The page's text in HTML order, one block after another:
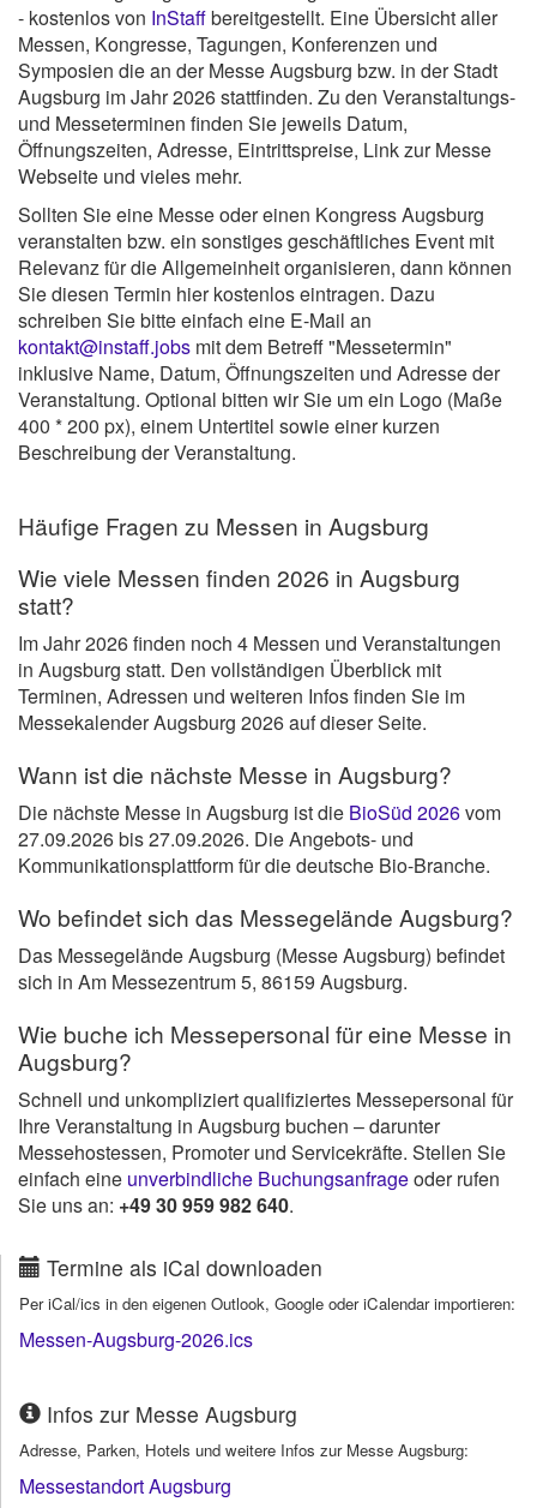
- kostenlos von InStaffbereitgestellt. Eine Übersicht aller
Messen, Kongresse, Tagungen, Konferenzen und
Symposien die an der Messe Augsburg bzw. in der Stadt
Augsburg im Jahr 2026 stattfinden. Zu den Veranstaltungs-
und Messeterminen finden Sie jeweils Datum,
Öffnungszeiten, Adresse, Eintrittspreise, Link zur Messe
Webseite und vieles mehr.
Sollten Sie eine Messe oder einen Kongress Augsburg
veranstalten bzw. ein sonstiges geschäftliches Event mit
Relevanz für die Allgemeinheit organisieren, dann können
Sie diesen Termin hier kostenlos eintragen. Dazu
schreiben Sie bitte einfach eine E-Mail an
kontakt@instaff.jobs mit dem Betreff "Messetermin"
inklusive Name, Datum, Öffnungszeiten und Adresse der
Veranstaltung. Optional bitten wir Sie um ein Logo (Maße
400 * 200 px), einem Untertitel sowie einer kurzen
Beschreibung der Veranstaltung.
Häufige Fragen zu Messen in Augsburg
Wie viele Messen finden 2026 in Augsburg
statt?
Im Jahr 2026 finden noch 4 Messen und Veranstaltungen
in Augsburg statt. Den vollständigen Überblick mit
Terminen, Adressen und weiteren Infos finden Sie im
Messekalender Augsburg 2026 auf dieser Seite.
Wann ist die nächste Messe in Augsburg?
Die nächste Messe in Augsburg ist die BioSüd 2026vom
27.09.2026 bis 27.09.2026. Die Angebots- und
Kommunikationsplattform für die deutsche Bio-Branche.
Wo befindet sich das Messegelände Augsburg?
Das Messegelände Augsburg (Messe Augsburg) befindet
sich in Am Messezentrum 5, 86159 Augsburg.
Wie buche ich Messepersonal für eine Messe in
Augsburg?
Schnell und unkompliziert qualifiziertes Messepersonal für
Ihre Veranstaltung in Augsburg buchen – darunter
Messehostessen, Promoter und Servicekräfte. Stellen Sie
einfach eine unverbindliche Buchungsanfrageoder rufen
Sie uns an: +49 30 959 982 640.
Termine als iCal downloaden
Per iCal/ics in den eigenen Outlook, Google oder iCalendar importieren:
Messen-Augsburg-2026.ics
Infos zur Messe Augsburg
Adresse, Parken, Hotels und weitere Infos zur Messe Augsburg:
Messestandort Augsburg